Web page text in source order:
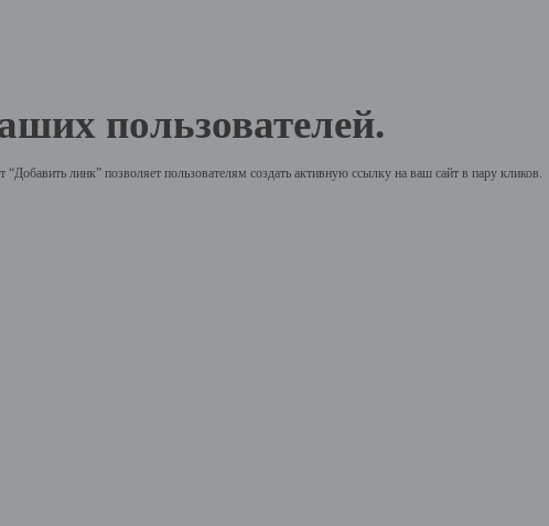
пользователей.
линк” позволяет пользователям создать активную ссылку на ваш сайт в пару кликов.